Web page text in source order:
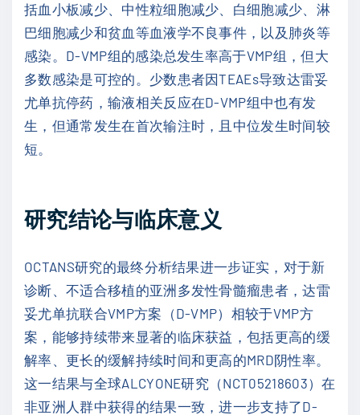
括血小板减少、中性粒细胞减少、白细胞减少、淋
巴细胞减少和贫血等血液学不良事件，以及肺炎等
感染。D-VMP组的感染总发生率高于VMP组，但大
多数感染是可控的。少数患者因TEAEs导致达雷妥
尤单抗停药，输液相关反应在D-VMP组中也有发
生，但通常发生在首次输注时，且中位发生时间较
短。
研究结论与临床意义
OCTANS研究的最终分析结果进一步证实，对于新
诊断、不适合移植的亚洲多发性骨髓瘤患者，达雷
妥尤单抗联合VMP方案（D-VMP）相较于VMP方
案，能够持续带来显著的临床获益，包括更高的缓
解率、更长的缓解持续时间和更高的MRD阴性率。
这一结果与全球ALCYONE研究（NCT05218603）在
非亚洲人群中获得的结果一致，进一步支持了D-